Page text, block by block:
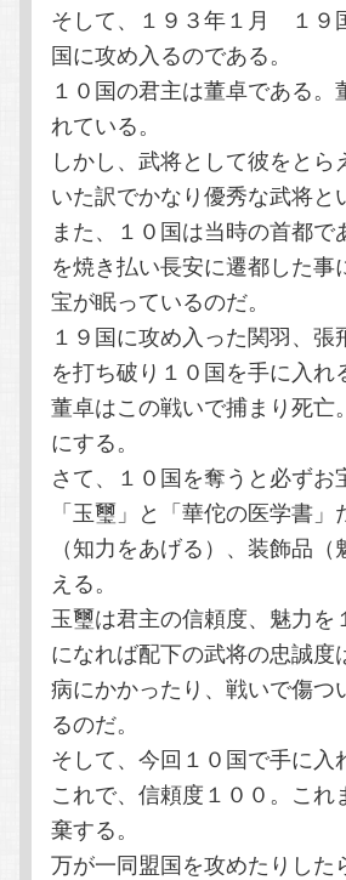
そして、１９３年１月 １９
国に攻め入るのである。
１０国の君主は董卓である
れている。
しかし、武将として彼をと
いた訳でかなり優秀な武将と
また、１０国は当時の首都
を焼き払い長安に遷都した
宝が眠っているのだ。
１９国に攻め入った関羽、
を打ち破り１０国を手に入れ
董卓はこの戦いで捕まり死
にする。
さて、１０国を奪うと必ず
「玉璽」と「華佗の医学書
（知力をあげる）、装飾品
える。
玉璽は君主の信頼度、魅力
になれば配下の武将の忠誠
病にかかったり、戦いで傷
るのだ。
そして、今回１０国で手に
これで、信頼度１００。こ
棄する。
万が一同盟国を攻めたりし